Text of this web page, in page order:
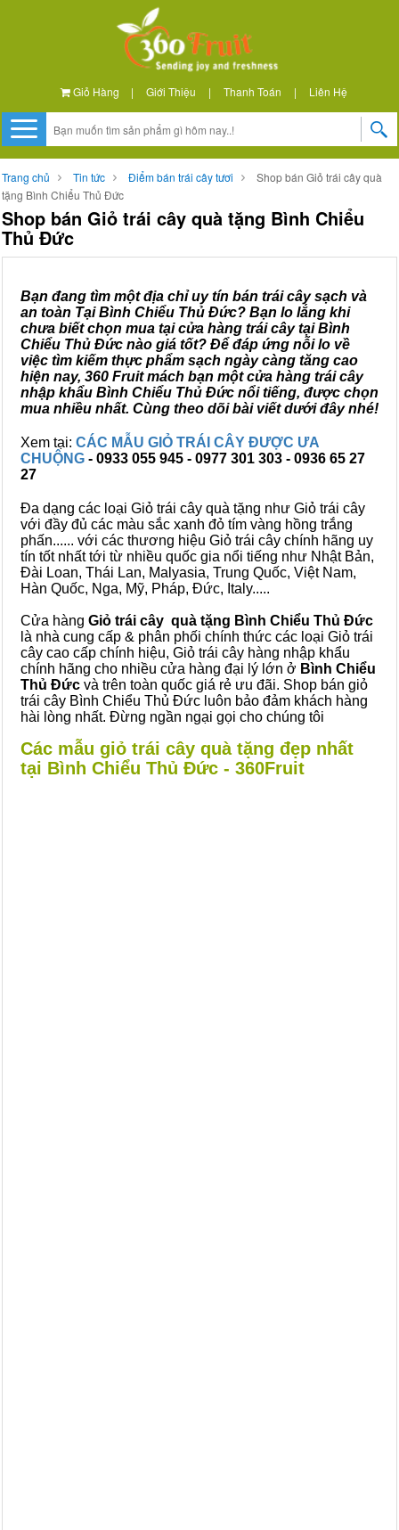
Giỏ Hàng | Giới Thiệu | Thanh Toán | Liên Hệ
Trang chủ Tin tức Điểm bán trái cây tươi
Shop bán Giỏ trái cây quà
tặng Bình Chiểu Thủ Đức
Shop bán Giỏ trái cây quà tặng Bình Chiểu
Thủ Đức
Bạn đang tìm một địa chỉ uy tín bán trái cây sạch và
an toàn Tại Bình Chiểu Thủ Đức? Bạn lo lắng khi
chưa biết chọn mua tại cửa hàng trái cây tại Bình
Chiểu Thủ Đức nào giá tốt? Để đáp ứng nỗi lo về
việc tìm kiếm thực phẩm sạch ngày càng tăng cao
hiện nay, 360 Fruit mách bạn một cửa hàng trái cây
nhập khẩu Bình Chiểu Thủ Đức nổi tiếng, được chọn
mua nhiều nhất. Cùng theo dõi bài viết dưới đây nhé!
Xem tại: CÁC MẪU GIỎ TRÁI CÂY ĐƯỢC ƯA
CHUỘNG - 0933 055 945 - 0977 301 303 - 0936 65 27
27
Đa dạng các loại Giỏ trái cây quà tặng như Giỏ trái cây
với đầy đủ các màu sắc xanh đỏ tím vàng hồng trắng
phấn...... với các thương hiệu Giỏ trái cây chính hãng uy
tín tốt nhất tới từ nhiều quốc gia nổi tiếng như Nhật Bản,
Đài Loan, Thái Lan, Malyasia, Trung Quốc, Việt Nam,
Hàn Quốc, Nga, Mỹ, Pháp, Đức, Italy.....
Cửa hàng Giỏ trái cây quà tặng Bình Chiểu Thủ Đức
là nhà cung cấp & phân phối chính thức các loại Giỏ trái
cây cao cấp chính hiệu, Giỏ trái cây hàng nhập khẩu
chính hãng cho nhiều cửa hàng đại lý lớn ở Bình Chiểu
Thủ Đức và trên toàn quốc giá rẻ ưu đãi. Shop bán giỏ
trái cây Bình Chiểu Thủ Đức luôn bảo đảm khách hàng
hài lòng nhất. Đừng ngần ngại gọi cho chúng tôi
Các mẫu giỏ trái cây quà tặng đẹp nhất
tại Bình Chiểu Thủ Đức - 360Fruit